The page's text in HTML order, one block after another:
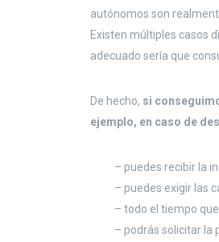
autónomos son
Existen múltiples casos
adecuado sería que
De hecho, si
ejemplo, en caso de
– puedes recibir la
– puedes exigir las
– todo el tiempo
– podrás solicitar la